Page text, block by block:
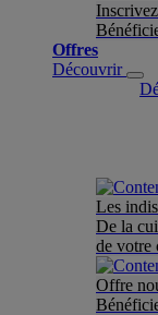
Offres
Découvrir
Les
De la
de votre
Offre